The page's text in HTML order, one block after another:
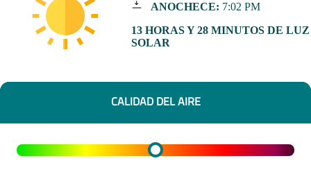
ANOCHECE: 7:02 PM
13 HORAS Y 28 MINUTOS DE LUZ
SOLAR
CALIDAD DEL AIRE